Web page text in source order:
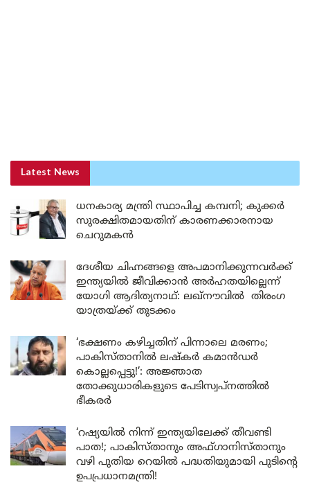
Latest News
ധനകാര്യ മന്ത്രി സ്ഥാപിച്ച കമ്പനി; കുക്കർ
സുരക്ഷിതമായതിന് കാരണക്കാരനായ
ചെറുമകൻ
ദേശീയ ചിഹ്നങ്ങളെ അപമാനിക്കുന്നവർക്ക്
ഇന്ത്യയിൽ ജീവിക്കാൻ അർഹതയില്ലെന്ന്
യോഗി ആദിത്യനാഥ്: ലഖ്‌നൗവിൽ തിരംഗ
യാത്രയ്ക്ക് തുടക്കം
‘ഭക്ഷണം കഴിച്ചതിന് പിന്നാലെ മരണം;
പാകിസ്താനിൽ ലഷ്കർ കമാൻഡർ
കൊല്ലപ്പെട്ടു!’: അജ്ഞാത
തോക്കുധാരികളുടെ പേടിസ്വപ്നത്തിൽ
ഭീകരർ
‘റഷ്യയിൽ നിന്ന് ഇന്ത്യയിലേക്ക് തീവണ്ടി
പാത!; പാകിസ്താനും അഫ്ഗാനിസ്താനും
വഴി പുതിയ റെയിൽ പദ്ധതിയുമായി പുടിന്റെ
ഉപപ്രധാനമന്ത്രി!